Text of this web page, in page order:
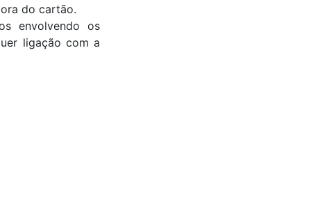
do cartão.
envolvendo os
ligação com a